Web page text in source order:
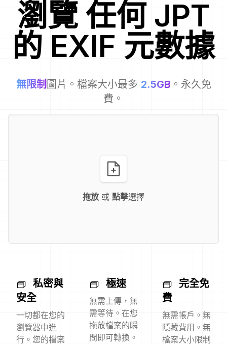
瀏覽 任何 JPT
的 EXIF 元數據
無限制 圖片。檔案大小最多 2.5GB 。永久免
費。
拖放 或 點擊選擇
私密與
安全
一切都在您的
瀏覽器中進
行。您的檔案
極速
無需上傳，無
需等待。在您
拖放檔案的瞬
間即可轉換。
完全免
費
無需帳戶。無
隱藏費用。無
檔案大小限制